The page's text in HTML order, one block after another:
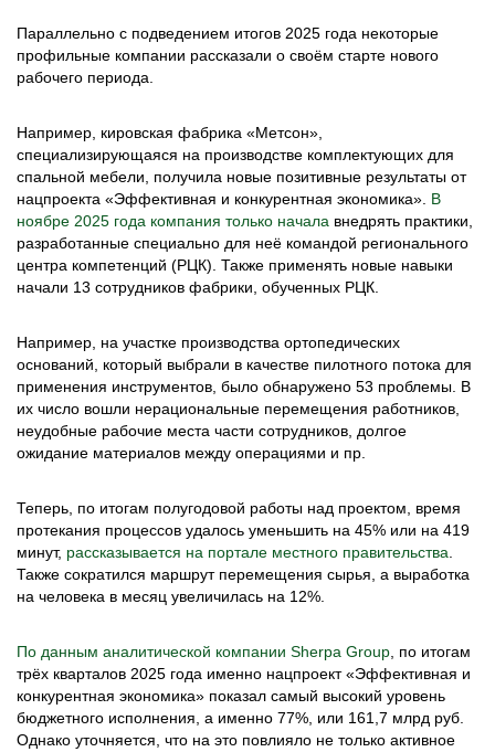
Параллельно с подведением итогов 2025 года некоторые
профильные компании рассказали о своём старте нового
рабочего периода.
Например, кировская фабрика «Метсон»,
специализирующаяся на производстве комплектующих для
спальной мебели, получила новые позитивные результаты от
нацпроекта «Эффективная и конкурентная экономика». В
ноябре 2025 года компания только начала внедрять практики,
разработанные специально для неё командой регионального
центра компетенций (РЦК). Также применять новые навыки
начали 13 сотрудников фабрики, обученных РЦК.
Например, на участке производства ортопедических
оснований, который выбрали в качестве пилотного потока для
применения инструментов, было обнаружено 53 проблемы. В
их число вошли нерациональные перемещения работников,
неудобные рабочие места части сотрудников, долгое
ожидание материалов между операциями и пр.
Теперь, по итогам полугодовой работы над проектом, время
протекания процессов удалось уменьшить на 45% или на 419
минут, рассказывается на портале местного правительства
Также сократился маршрут перемещения сырья, а выработка
на человека в месяц увеличилась на 12%.
По данным аналитической компании Sherpa Group , по итогам
трёх кварталов 2025 года именно нацпроект «Эффективная и
конкурентная экономика» показал самый высокий уровень
бюджетного исполнения, а именно 77%, или 161,7 млрд руб.
Однако уточняется, что на это повлияло не только активное